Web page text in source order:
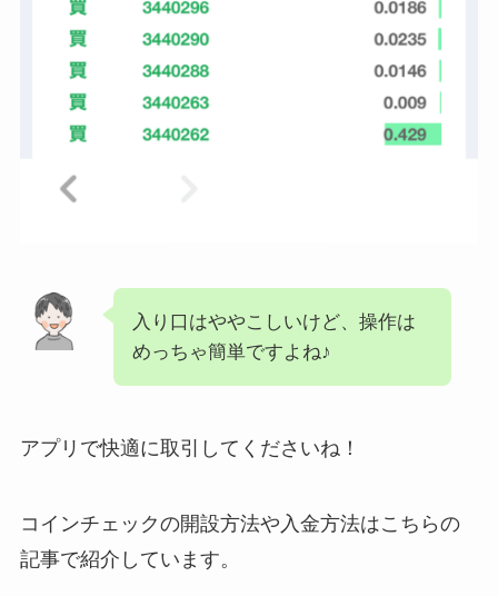
入り口はややこしいけど、操作は
めっちゃ簡単ですよね♪
アプリで快適に取引してくださいね！
コインチェックの開設方法や入金方法はこちらの
記事で紹介しています。